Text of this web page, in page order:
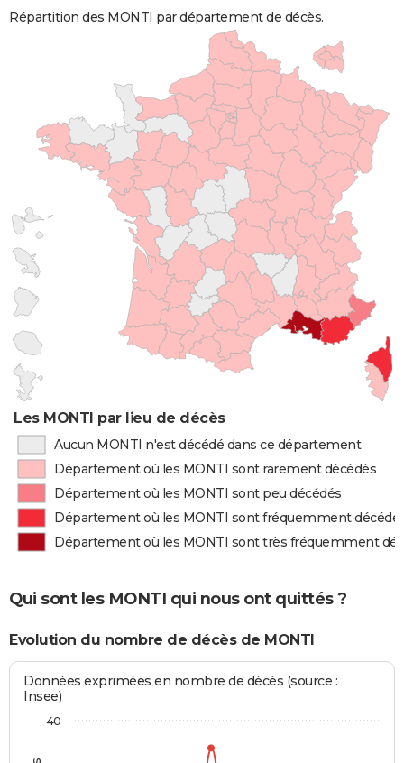
Répartition des MONTI par département de décès.
Les MONTI par lieu de décès
Aucun MONTI n'est décédé dans ce département
Département où les MONTI sont rarement décédés
Département où les MONTI sont peu décédés
Département où les MONTI sont fréquemment
Département où les MONTI sont très fréquemment
Qui sont les MONTI qui nous ont quittés ?
Evolution du nombre de décès de MONTI
Données exprimées en nombre de décès (source :
Insee)
40